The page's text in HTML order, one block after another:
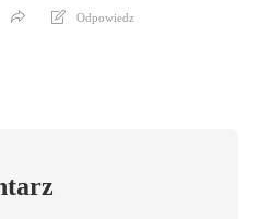
Odpowiedz